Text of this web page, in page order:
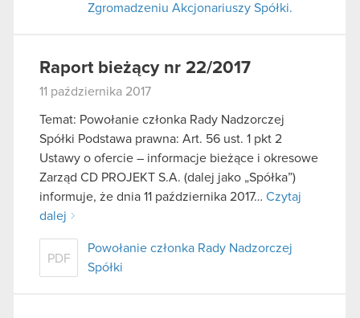
Zgromadzeniu Akcjonariuszy Spółki.
Raport bieżący nr 22/2017
11 października 2017
Temat: Powołanie członka Rady Nadzorczej
Spółki Podstawa prawna: Art. 56 ust. 1 pkt 2
Ustawy o ofercie – informacje bieżące i okresowe
Zarząd CD PROJEKT S.A. (dalej jako „Spółka”)
informuje, że dnia 11 października 2017… Czytaj
dalej
PDF
Powołanie członka Rady Nadzorczej
Spółki